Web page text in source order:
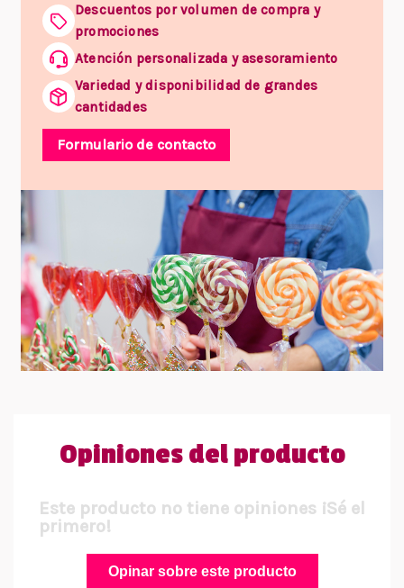
Descuentos por volumen de compra y
promociones
Atención personalizada y asesoramiento
Variedad y disponibilidad de grandes
cantidades
Formulario de contacto
Opiniones del producto
Este producto no tiene opiniones ¡Sé el
primero!
Opinar sobre este producto